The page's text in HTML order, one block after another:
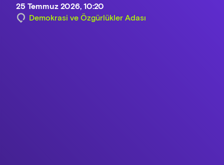
25 Temmuz 2026, 10:20
Demokrasi ve Özgürlükler Adası